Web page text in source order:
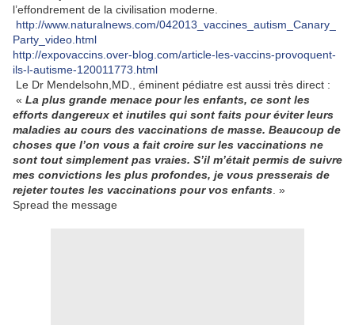
l’effondrement de la civilisation moderne.
http://www.naturalnews.com/042013_vaccines_autism_Canary_
Party_video.html
http://expovaccins.over-blog.com/article-les-vaccins-provoquent-
ils-l-autisme-120011773.html
Le Dr Mendelsohn,MD., éminent pédiatre est aussi très direct :
« La plus grande menace pour les enfants, ce sont les
efforts dangereux et inutiles qui sont faits pour éviter leurs
maladies au cours des vaccinations de masse. Beaucoup de
choses que l’on vous a fait croire sur les vaccinations ne
sont tout simplement pas vraies. S’il m’était permis de suivre
mes convictions les plus profondes, je vous presserais de
rejeter toutes les vaccinations pour vos enfants . »
Spread the message